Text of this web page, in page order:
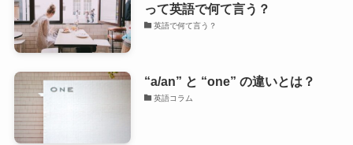
って英語で何て言う？
英語で何て言う？
“a/an” と “one” の違いとは？
英語コラム